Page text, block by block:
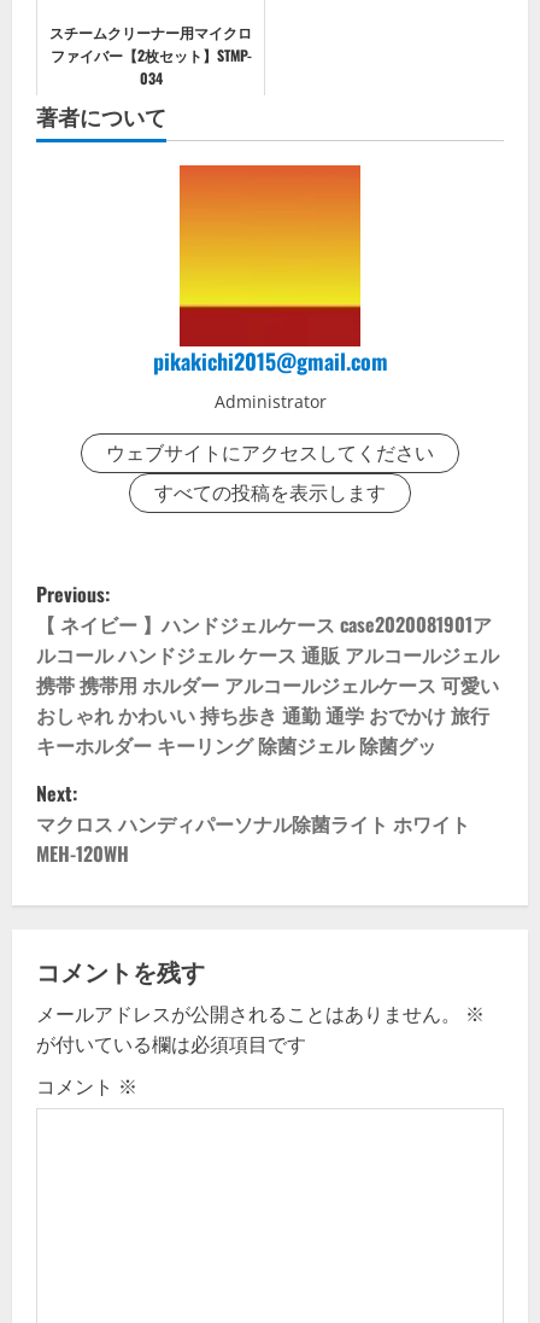
スチームクリーナー用マイクロ
ファイバー【2枚セット】STMP-
034
著者について
pikakichi2015@gmail.com
Administrator
ウェブサイトにアクセスしてください
すべての投稿を表示します
P
o
s
t
n
a
g
a
t
Previous:
【 ネイビー 】ハンドジェルケース case2020081901ア
ルコール ハンドジェル ケース 通販 アルコールジェル
携帯 携帯用 ホルダー アルコールジェルケース 可愛い
おしゃれ かわいい 持ち歩き 通勤 通学 おでかけ 旅行
キーホルダー キーリング 除菌ジェル 除菌グッ
Next:
マクロス ハンディパーソナル除菌ライト ホワイト
MEH-120WH
コメントを残す
メールアドレスが公開されることはありません。
※
が付いている欄は必須項目です
コメント ※